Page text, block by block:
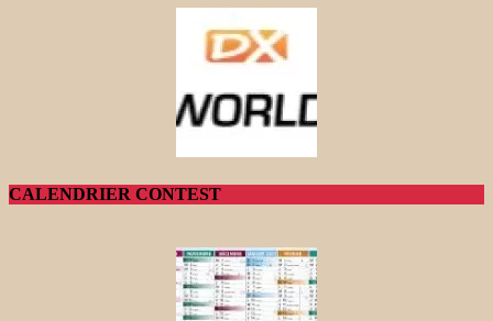
CALENDRIER CONTEST